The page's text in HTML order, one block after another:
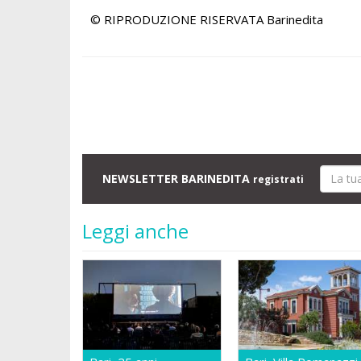
© RIPRODUZIONE RISERVATA Barinedita
NEWSLETTER BARINEDITA registrati
Leggi anche